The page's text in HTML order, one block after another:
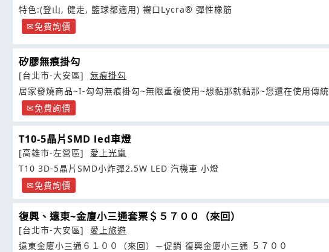
特色:(登山, 健走, 籃球都適用) 襪口Lycra® 彈性橡筋
免費詢價
矽膠無痕掛勾
[台北市-大安區]
無痕掛勾
居家發燒商品~I-勾勾無痕掛勾~無限重複使用~想黏那就黏那~您還在使用傳
免費詢價
T10-5晶片SMD led車燈
[高雄市-左營區]
愛上光電
T10 3D-5晶片SMD小炸彈2.5W LED 汽機車 小燈
免費詢價
復興、遠東~金廈小三通套票＄５７００（來回）
[台北市-大安區]
愛上旅遊
遠東金廈小三通６１００（來回）－促銷 復興金廈小三通 ５７００